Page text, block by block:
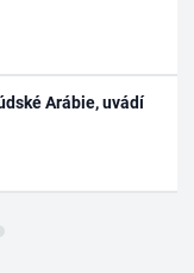
Arábie, uvádí